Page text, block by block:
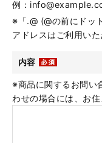
例：
※「.@ (@の前にドッ
アドレスはご利用い
内容
※商品に関するお問い
わせの場合には、お